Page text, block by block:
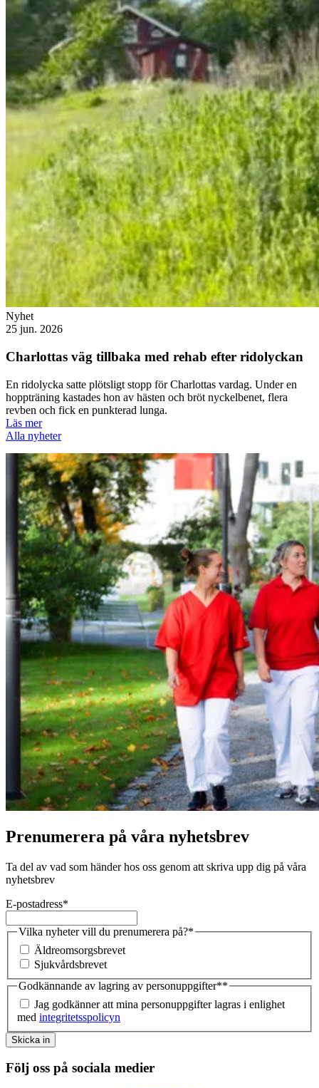
Nyhet
25 jun. 2026
Charlottas väg tillbaka med rehab efter ridolyckan
En ridolycka satte plötsligt stopp för Charlottas vardag. Under en
hoppträning kastades hon av hästen och bröt nyckelbenet, flera
revben och fick en punkterad lunga.
Läs mer
Alla nyheter
Prenumerera på våra nyhetsbrev
Ta del av vad som händer hos oss genom att skriva upp dig på våra
nyhetsbrev
E-postadress*
Vilka nyheter vill du prenumerera på?*
Äldreomsorgsbrevet
Sjukvårdsbrevet
Godkännande av lagring av personuppgifter**
Jag godkänner att mina personuppgifter lagras i enlighet
med integritetsspolicyn
Skicka in
Följ oss på sociala medier